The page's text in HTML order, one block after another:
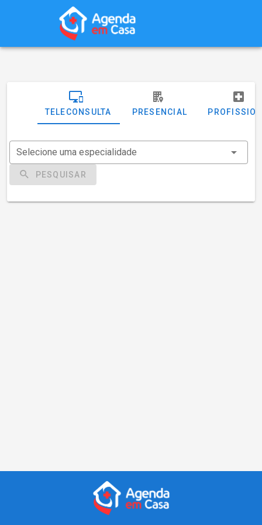
TELECONSULTA PRESENCIAL
Selecione uma especialidade
PESQUISAR